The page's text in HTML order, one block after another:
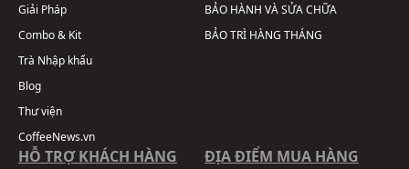
Giải Pháp
Combo & Kit
Trà Nhập khẩu
Blog
Thư viện
CoffeeNews.vn
BẢO HÀNH VÀ SỬA CHỮA
BẢO TRÌ HÀNG THÁNG
HỖ TRỢ KHÁCH HÀNG ĐỊA ĐIỂM MUA HÀNG